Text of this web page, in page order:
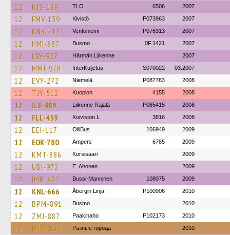
12 NJS-188 TLO 6506 2007
12 FMV-139 Kivistö P073963 2007
12 KNR-712 Ventoniemi P076313 2007
12 HMI-837 Busmo 0F.1421 2007
12 LRY-927 Härmän Liikenne 2007
12 MMJ-978 InterKuljetus S070022 03.2007
12 EVY-272 Niemelä P087783 2008
12 TJY-512 Kuopion 4155 2008
12 ILE-489 Liikenne Rajala P085415 2008
12 FLL-459 Koiviston L 3816 2008
12 EEI-117 OlliBus 106949 2009
12 EOK-780 Ampers 6785 2009
12 KMT-886 Korsisaari 2009
12 UBI-972 E. Ahonen 2009
12 IMB-432 Bussi-Manninen 108075 2009
12 KNL-666 Åbergin Linja P100906 2010
12 BPM-891 Busmo 2010
12 ZMJ-887 Paakinaho P102173 2010
12 MPY-833 Разные города 2010